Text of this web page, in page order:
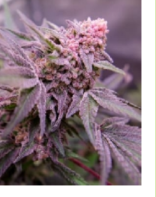
es mejorar su stock de semillas. Además
semillas de marihuana, las seleccionan
su madurez, tamaño y tasa de germinación
hace todo lo posible para proporcionarle la
y en el futuro, ya sea regular o feminizada.